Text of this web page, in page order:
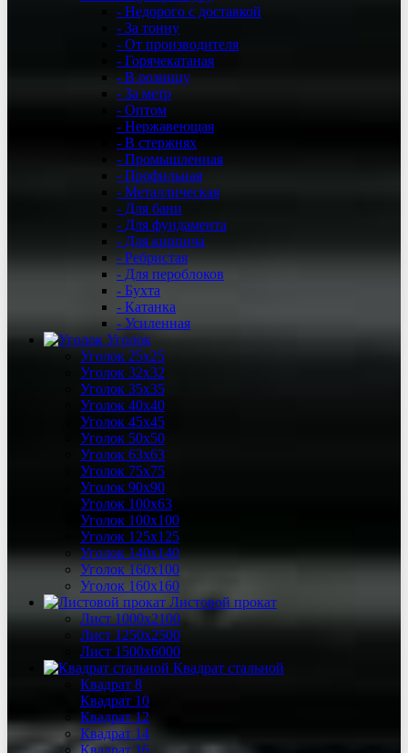
- Недорого с доставкой
- За тонну
- От производителя
- Горячекатаная
- В розницу
- За метр
- Оптом
- Нержавеющая
- В стержнях
- Промышленная
- Профильная
- Металлическая
- Для бани
- Для фундамента
- Для кирпича
- Ребристая
- Для пероблоков
- Бухта
- Катанка
- Усиленная
Уголок
Уголок 25х25
Уголок 32х32
Уголок 35х35
Уголок 40х40
Уголок 45х45
Уголок 50х50
Уголок 63х63
Уголок 75х75
Уголок 90х90
Уголок 100х63
Уголок 100х100
Уголок 125х125
Уголок 140х140
Уголок 160х100
Уголок 160х160
Листовой прокат
Лист 1000х2100
Лист 1250х2500
Лист 1500х6000
Квадрат стальной
Квадрат 8
Квадрат 10
Квадрат 12
Квадрат 14
Квадрат 16